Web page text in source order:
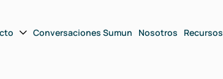
Conversaciones Sumun Nosotros Recursos